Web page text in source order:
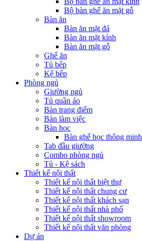
Bộ bàn ghế ăn mặt gỗ
Bàn ăn
Bàn ăn mặt đá
Bàn ăn mặt kính
Bàn ăn mặt gỗ
Ghế ăn
Tủ bếp
Kệ bếp
Phòng ngủ
Giường ngủ
Tủ quần áo
Bàn trang điểm
Bàn làm việc
Bàn học
Bàn ghế học thông minh
Tab đầu giường
Combo phòng ngủ
Tủ - Kệ sách
Thiết kế nội thất
Thiết kế nội thất biệt thự
Thiết kế nội thất chung cư
Thiết kế nội thất khách sạn
Thiết kế nội thất nhà phố
Thiết kế nội thất showroom
Thiết kế nội thất văn phòng
Dự án